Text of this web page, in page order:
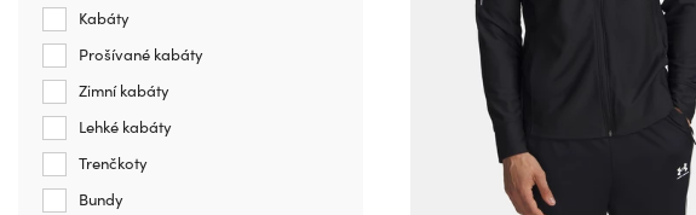
Kabáty
Prošívané kabáty
Zimní kabáty
Lehké kabáty
Trenčkoty
Bundy